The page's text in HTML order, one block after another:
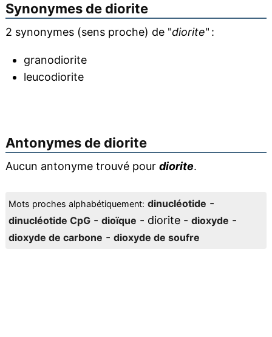
Synonymes de diorite
2 synonymes (sens proche) de "diorite" :
granodiorite
leucodiorite
Antonymes de diorite
Aucun antonyme trouvé pour diorite.
Mots proches alphabétiquement: dinucléotide -
dinucléotide CpG- dioïque - diorite - dioxyde -
dioxyde de carbone - dioxyde de soufre